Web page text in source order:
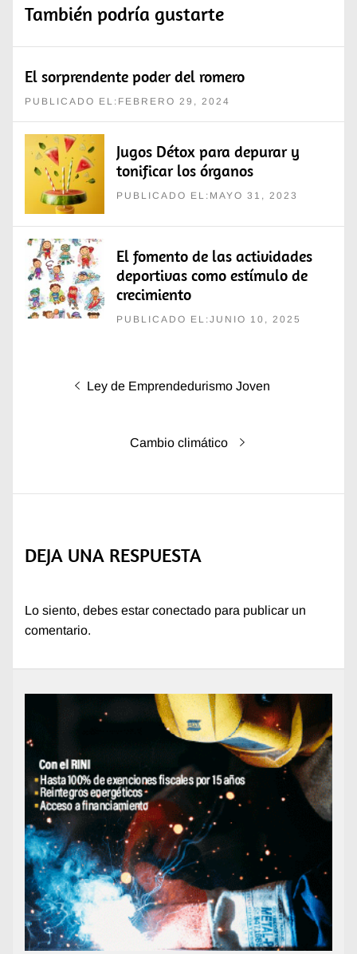
También podría gustarte
El sorprendente poder del romero
PUBLICADO EL:FEBRERO 29, 2024
Jugos Détox para depurar y
tonificar los órganos
PUBLICADO EL:MAYO 31, 2023
El fomento de las actividades
deportivas como estímulo de
crecimiento
PUBLICADO EL:JUNIO 10, 2025
Navegación
Entrada
Ley de Emprendedurismo Joven
Entrada
Cambio climático
DEJA UNA RESPUESTA
Lo siento, debes estar conectado para publicar un
comentario.